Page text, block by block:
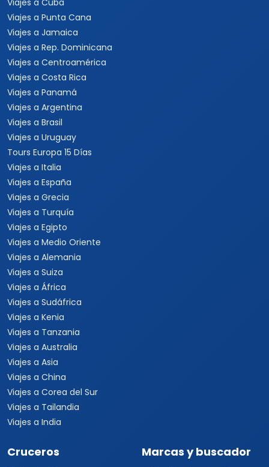
Viajes a Cuba
Viajes a Punta Cana
Viajes a Jamaica
Viajes a Rep. Dominicana
Viajes a Centroamérica
Viajes a Costa Rica
Viajes a Panamá
Viajes a Argentina
Viajes a Brasil
Viajes a Uruguay
Tours Europa 15 Días
Viajes a Italia
Viajes a España
Viajes a Grecia
Viajes a Turquía
Viajes a Egipto
Viajes a Medio Oriente
Viajes a Alemania
Viajes a Suiza
Viajes a África
Viajes a Sudáfrica
Viajes a Kenia
Viajes a Tanzania
Viajes a Australia
Viajes a Asia
Viajes a China
Viajes a Corea del Sur
Viajes a Tailandia
Viajes a India
Cruceros Marcas y buscador